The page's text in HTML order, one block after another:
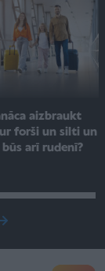
aizbraukt
forši un silti un
arī rudenī?